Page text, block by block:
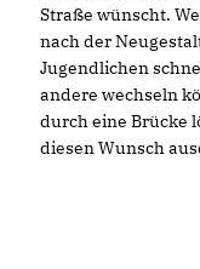
Straße wünscht.
nach der
Jugendlichen
andere wechseln
durch eine Brücke
diesen Wunsch